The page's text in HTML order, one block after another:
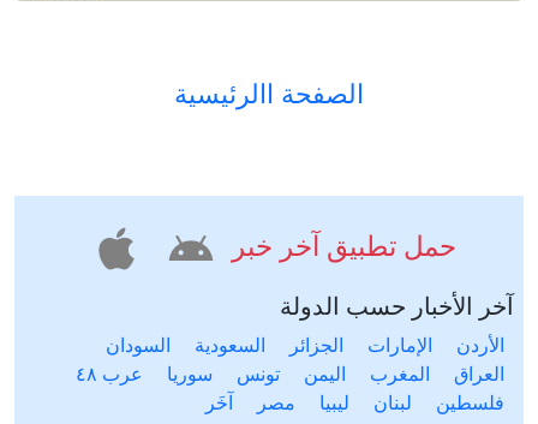
الصفحة االرئيسية
حمل تطبيق آخر خبر
آخر الأخبار حسب الدولة
الأردن الإمارات الجزائر السعودية
السودان
العراق
المغرب اليمن تونس سوريا
عرب ٤٨
فلسطين
لبنان ليبيا مصر آخَر